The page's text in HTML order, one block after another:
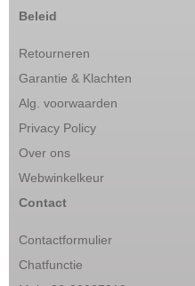
Beleid
Retourneren
Garantie & Klachten
Alg. voorwaarden
Privacy Policy
Over ons
Webwinkelkeur
Contact
Contactformulier
Chatfunctie